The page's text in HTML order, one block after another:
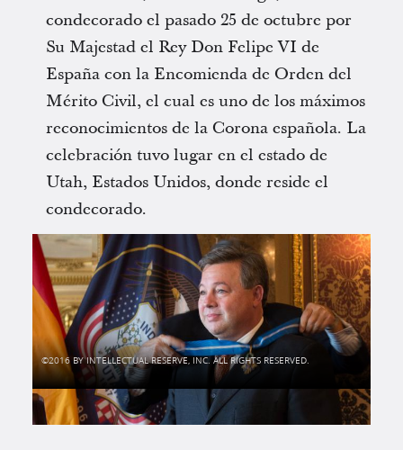
condecorado el pasado 25 de octubre por
Su Majestad el Rey Don Felipe VI de
España con la Encomienda de Orden del
Mérito Civil, el cual es uno de los máximos
reconocimientos de la Corona española. La
celebración tuvo lugar en el estado de
Utah, Estados Unidos, donde reside el
condecorado.
2016 BY INTELLECTUAL RESERVE, INC. ALL RIGHTS RESERVED.